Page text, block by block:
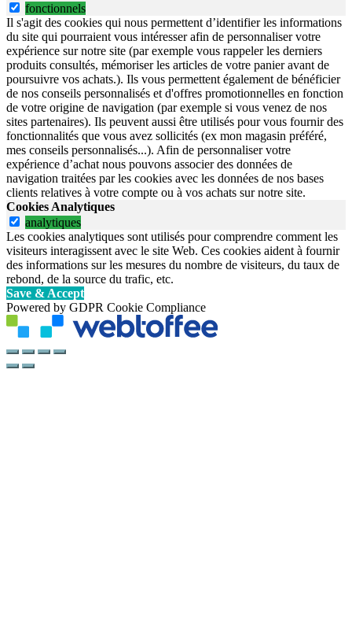
fonctionnels
Il s'agit des cookies qui nous permettent d’identifier les informations
du site qui pourraient vous intéresser afin de personnaliser votre
expérience sur notre site (par exemple vous rappeler les derniers
produits consultés, mémoriser les articles de votre panier avant de
poursuivre vos achats.). Ils vous permettent également de bénéficier
de nos conseils personnalisés et d'offres promotionnelles en fonction
de votre origine de navigation (par exemple si vous venez de nos
sites partenaires). Ils peuvent aussi être utilisés pour vous fournir des
fonctionnalités que vous avez sollicités (ex mon magasin préféré,
mes conseils personnalisés...). Afin de personnaliser votre
expérience d’achat nous pouvons associer des données de
navigation traitées par les cookies avec les données de nos bases
clients relatives à votre compte ou à vos achats sur notre site.
Cookies Analytiques
analytiques
Les cookies analytiques sont utilisés pour comprendre comment les
visiteurs interagissent avec le site Web. Ces cookies aident à fournir
des informations sur les mesures du nombre de visiteurs, du taux de
rebond, de la source du trafic, etc.
Save & Accept
Powered by GDPR Cookie Compliance